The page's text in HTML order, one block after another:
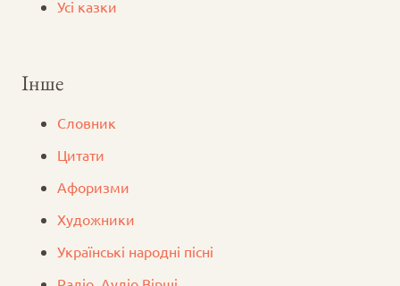
Усі казки
Інше
Словник
Цитати
Афоризми
Художники
Українські народні пісні